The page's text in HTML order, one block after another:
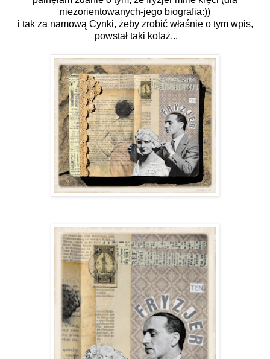
niezorientowanych-jego biografia:))
i tak za namową Cynki, żeby zrobić właśnie o tym wpis,
powstał taki kolaż...